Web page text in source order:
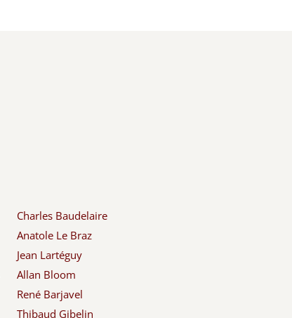
Charles Baudelaire
Anatole Le Braz
Jean Lartéguy
Allan Bloom
René Barjavel
Thibaud Gibelin